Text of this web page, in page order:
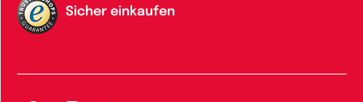
Sicher einkaufen